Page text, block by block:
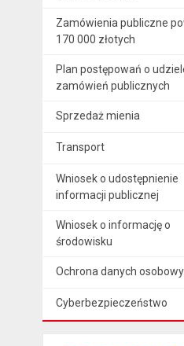
Zamówienia publiczne
170 000 złotych
Plan postępowań o
zamówień publicznych
Sprzedaż mienia
Transport
Wniosek o udostępnienie
informacji publicznej
Wniosek o informację o
środowisku
Ochrona danych
Cyberbezpieczeństwo